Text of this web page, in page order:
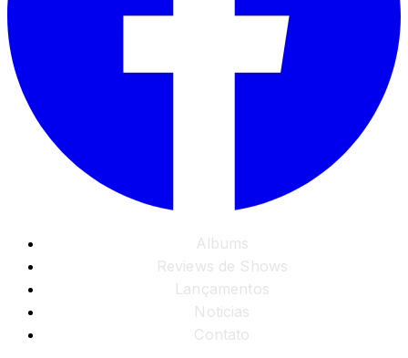
Albums
Reviews de Shows
Lançamentos
Noticias
Contato